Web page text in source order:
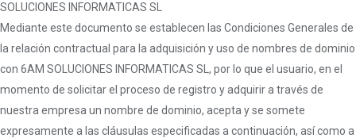
SOLUCIONES INFORMATICAS SL
Mediante este documento se establecen las Condiciones Generales de
la relación contractual para la adquisición y uso de nombres de dominio
con 6AM SOLUCIONES INFORMATICAS SL, por lo que el usuario, en el
momento de solicitar el proceso de registro y adquirir a través de
nuestra empresa un nombre de dominio, acepta y se somete
expresamente a las cláusulas especificadas a continuación, así como a